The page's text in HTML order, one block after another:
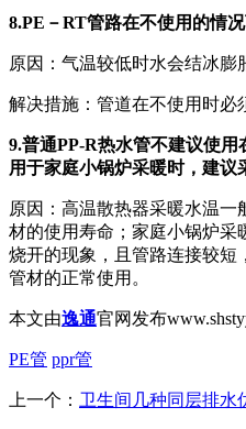
8.PE－RT管路在不使用的情
原因：气温较低时水会结冰膨
解决措施：管道在不使用时必
9.普通PP-R热水管不建议使
用于家庭小锅炉采暖时，建议
原因：高温散热器采暖水温
材的使用寿命；家庭小锅炉采
烧开的现象，且管路连接较短
管材的正常使用。
本文由逸通官网发布
PE管 ppr管
上一个： 卫生间几种同层排水